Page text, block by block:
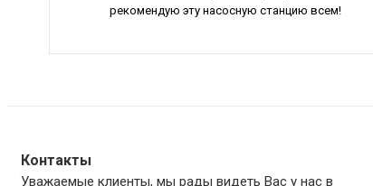
рекомендую эту насосную станцию всем!
Контакты
Уважаемые клиенты, мы рады видеть Вас у нас в